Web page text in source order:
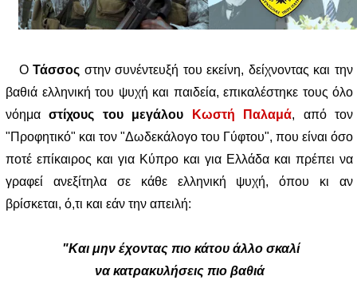
ΟΤάσσος στην συνέντευξή του εκείνη, δείχνοντας και την
βαθιά ελληνική του ψυχή και παιδεία, επικαλέστηκε τους όλο
νόημαστίχους του μεγάλου Κωστή Παλαμά, από τον
"Προφητικό" και τον "Δωδεκάλογο του Γύφτου", που είναι όσο
ποτέ επίκαιρος και για Κύπρο και για Ελλάδα και πρέπει να
γραφεί ανεξίτηλα σε κάθε ελληνική ψυχή, όπου κι αν
βρίσκεται, ό,τι και εάν την απειλή:
"Και μην έχοντας πιο κάτου άλλο σκαλί
να κατρακυλήσεις πιο βαθιά